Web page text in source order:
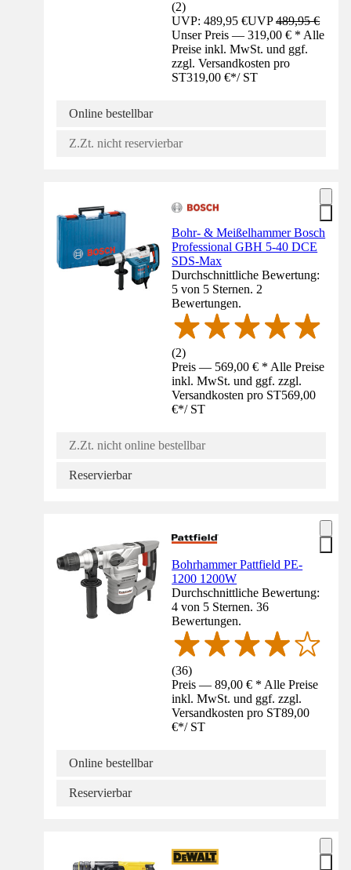
(2)
UVP: 489,95 €UVP489,95 €
Unser Preis — 319,00 € * Alle
Preise inkl. MwSt. und ggf.
zzgl. Versandkosten pro
ST319,00 €*/ ST
Online bestellbar
Z.Zt. nicht reservierbar
Bohr- & Meißelhammer Bosch
Professional GBH 5-40 DCE
SDS-Max
Durchschnittliche Bewertung:
5 von 5 Sternen. 2
Bewertungen.
(2)
Preis — 569,00 € * Alle Preise
inkl. MwSt. und ggf. zzgl.
Versandkosten pro ST569,00
€*/ ST
Z.Zt. nicht online bestellbar
Reservierbar
Bohrhammer Pattfield PE-
1200 1200W
Durchschnittliche Bewertung:
4 von 5 Sternen. 36
Bewertungen.
(36)
Preis — 89,00 € * Alle Preise
inkl. MwSt. und ggf. zzgl.
Versandkosten pro ST89,00
€*/ ST
Online bestellbar
Reservierbar